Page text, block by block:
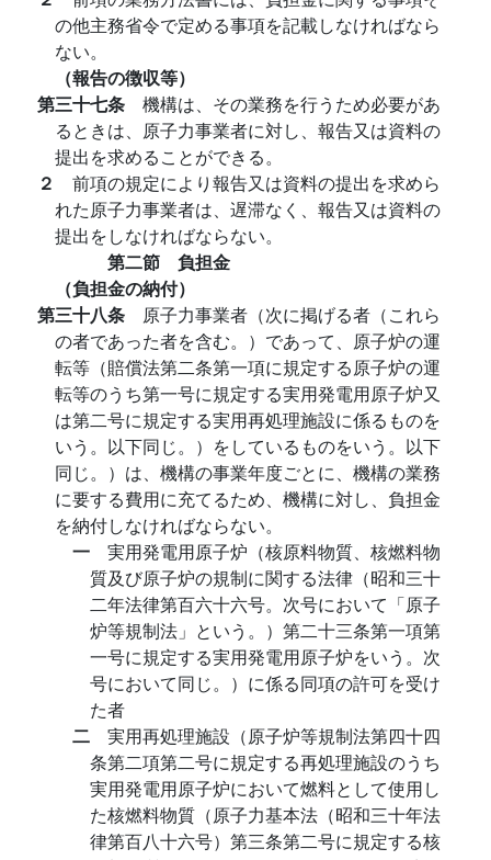
の他主務省令で定める事項を記載しなければなら
ない。
（報告の徴収等）
第三十七条 機構は、その業務を行うため必要があ
るときは、原子力事業者に対し、報告又は資料の
提出を求めることができる。
２ 前項の規定により報告又は資料の提出を求めら
れた原子力事業者は、遅滞なく、報告又は資料の
提出をしなければならない。
第二節 負担金
（負担金の納付）
第三十八条 原子力事業者（次に掲げる者（これら
の者であった者を含む。）であって、原子炉の運
転等（賠償法第二条第一項に規定する原子炉の運
転等のうち第一号に規定する実用発電用原子炉又
は第二号に規定する実用再処理施設に係るものを
いう。以下同じ。）をしているものをいう。以下
同じ。）は、機構の事業年度ごとに、機構の業務
に要する費用に充てるため、機構に対し、負担金
を納付しなければならない。
一 実用発電用原子炉（核原料物質、核燃料物
質及び原子炉の規制に関する法律（昭和三十
二年法律第百六十六号。次号において「原子
炉等規制法」という。）第二十三条第一項第
一号に規定する実用発電用原子炉をいう。次
号において同じ。）に係る同項の許可を受け
た者
二 実用再処理施設（原子炉等規制法第四十四
条第二項第二号に規定する再処理施設のうち
実用発電用原子炉において燃料として使用し
た核燃料物質（原子力基本法（昭和三十年法
律第百八十六号）第三条第二号に規定する核